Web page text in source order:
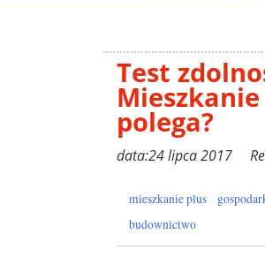
Test
polega?
data:24 lipca 2017
mieszkanie plus
budownictwo